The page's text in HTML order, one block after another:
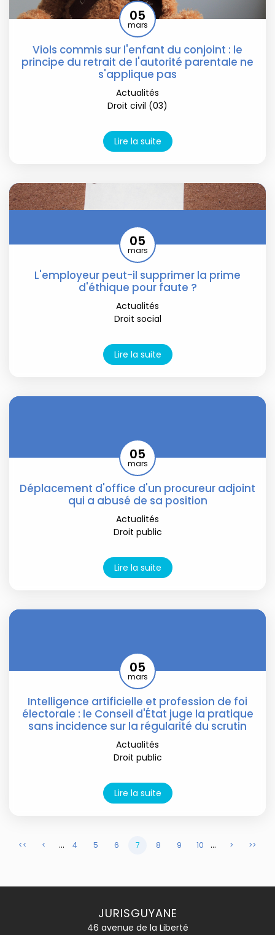
Viols commis sur l'enfant du conjoint : le
principe du retrait de l'autorité parentale ne
s'applique pas
05
mars
Actualités
Droit civil (03)
Lire la suite
L'employeur peut-il supprimer la prime
d'éthique pour faute ?
05
mars
Actualités
Droit social
Lire la suite
Déplacement d'office d'un procureur adjoint
qui a abusé de sa position
05
mars
Actualités
Droit public
Lire la suite
Intelligence artificielle et profession de foi
électorale : le Conseil d'État juge la pratique
sans incidence sur la régularité du scrutin
05
mars
Actualités
Droit public
Lire la suite
<< < ... 4 5 6 7 8 9 10 ... > >>
JURISGUYANE
46 avenue de la Liberté